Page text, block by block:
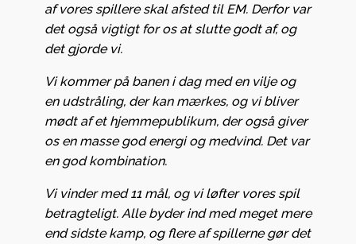
af vores spillere skal afsted til EM. Derfor var
det også vigtigt for os at slutte godt af, og
det gjorde vi.
Vi kommer på banen i dag med en vilje og
en udstråling, der kan mærkes, og vi bliver
mødt af et hjemmepublikum, der også giver
os en masse god energi og medvind. Det var
en god kombination.
Vi vinder med 11 mål, og vi løfter vores spil
betragteligt. Alle byder ind med meget mere
end sidste kamp, og flere af spillerne gør det